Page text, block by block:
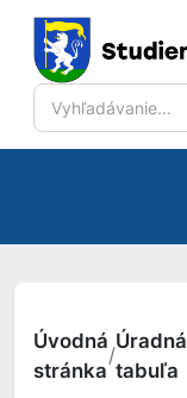
Úvodná
stránka
/
Úradná
tabuľa